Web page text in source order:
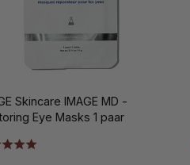
Skincare IMAGE MD -
Eye Masks 1 paar